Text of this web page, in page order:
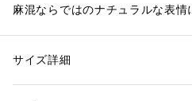
麻混ならではのナチュラルな表情
適に着用いただけます。
性別：レディース
素材：再生繊維（セルロース）58%ポ
サイズ詳細